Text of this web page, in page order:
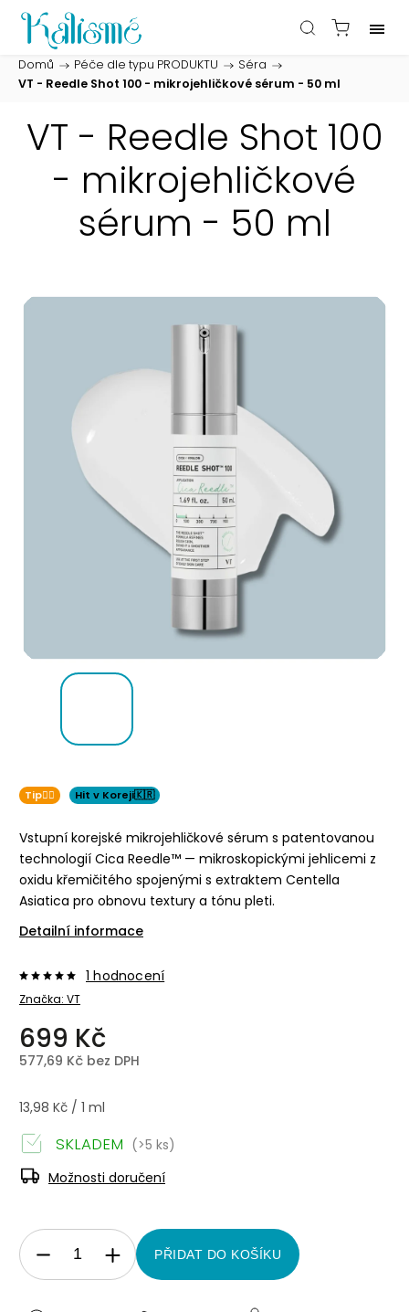
Domů / Péče dle typu PRODUKTU / Séra /
VT - Reedle Shot 100 - mikrojehličkové sérum - 50 ml
VT - Reedle Shot 100
- mikrojehličkové
sérum - 50 ml
Tip👌🏻 Hit v Koreji🇰🇷
Vstupní korejské mikrojehličkové sérum s patentovanou
technologií Cica Reedle™ — mikroskopickými jehlicemi z
oxidu křemičitého spojenými s extraktem Centella
Asiatica pro obnovu textury a tónu pleti.
Detailní informace
Značka: VT
1 hodnocení
699 Kč
577,69 Kč bez DPH
13,98 Kč / 1 ml
SKLADEM (>5 ks)
Možnosti doručení
PŘIDAT DO KOŠÍKU